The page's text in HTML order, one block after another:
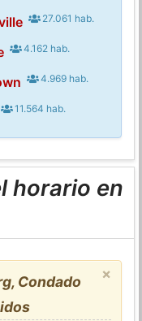
27.061 hab.
4.162 hab.
4.969 hab.
11.564 hab.
horario en
×
Condado